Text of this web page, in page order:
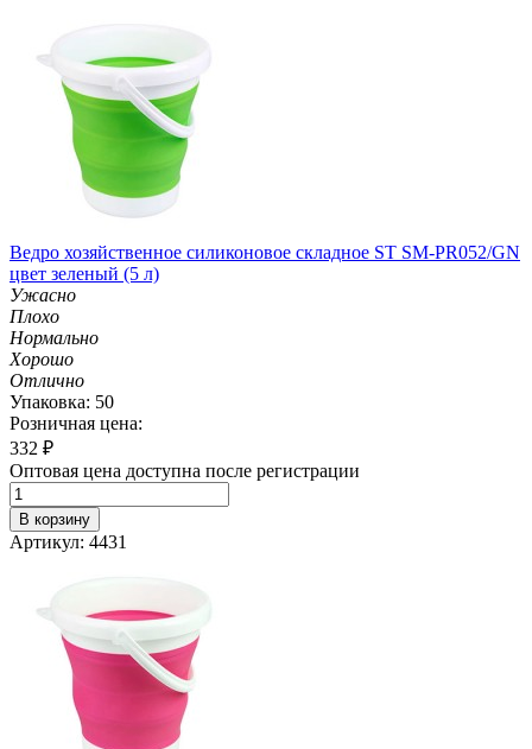
Ведро хозяйственное силиконовое складное ST SM-PR052/GN
цвет зеленый (5 л)
Ужасно
Плохо
Нормально
Хорошо
Отлично
Упаковка: 50
Розничная цена:
332 ₽
Оптовая цена доступна после регистрации
В корзину
Артикул: 4431